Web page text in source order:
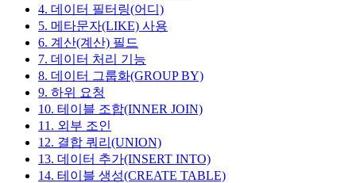
4. 데이터 필터링(어디)
5. 메타문자(LIKE) 사용
6. 계산(계산) 필드
7. 데이터 처리 기능
8. 데이터 그룹화(GROUP BY)
9. 하위 요청
10. 테이블 조합(INNER JOIN)
11. 외부 조인
12. 결합 쿼리(UNION)
13. 데이터 추가(INSERT INTO)
14. 테이블 생성(CREATE TABLE)